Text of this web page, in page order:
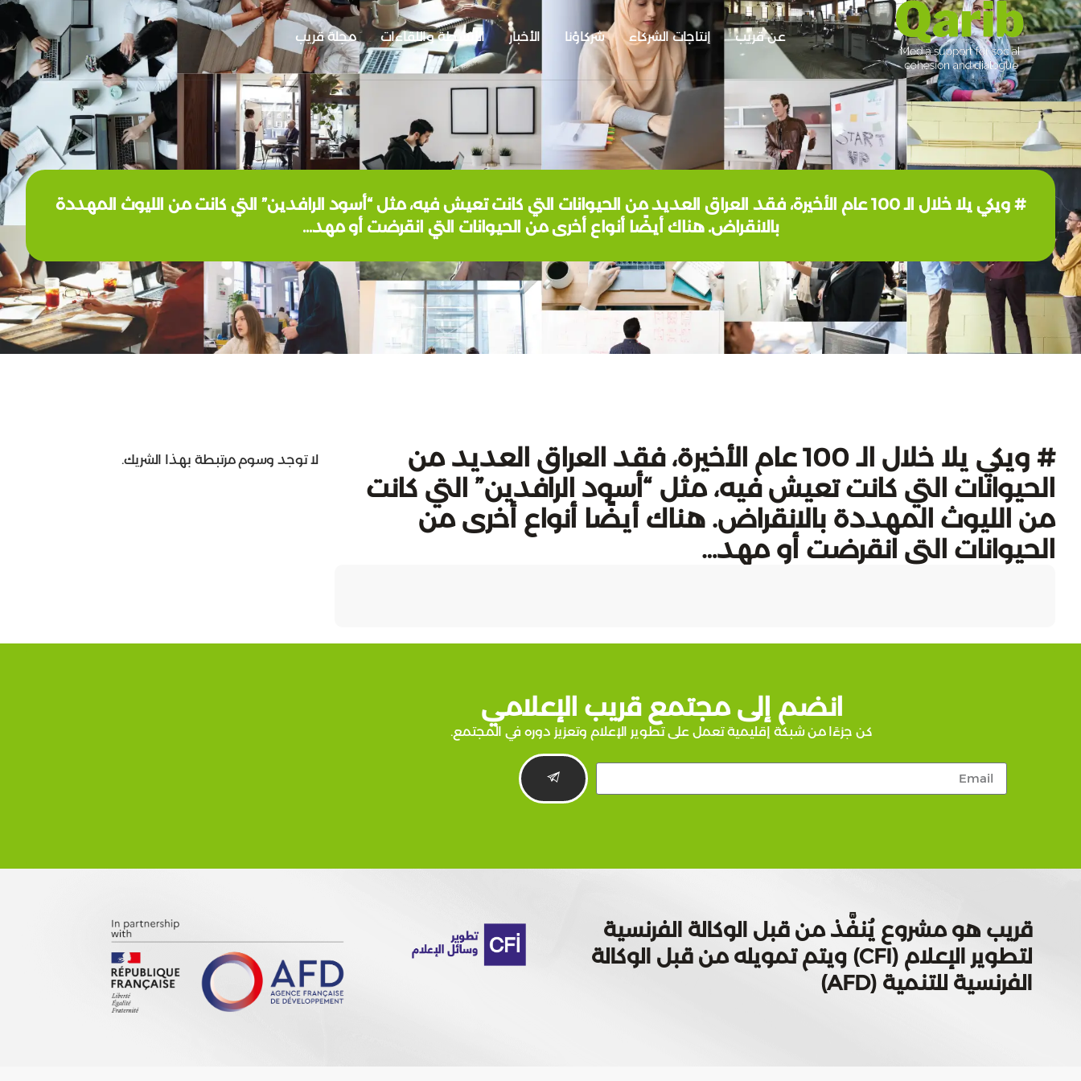
عن قريب إنتاجات الشركاء شركاؤنا الأخبار الأنشطة واللقاءات مجلة قريب
# ويكي يلا خلال الـ 100 عام الأخيرة، فقد العراق العديد من الحيوانات التي كانت تعيش فيه، مثل “أسود الرافدين” التي كانت من الليوث المهددة
بالانقراض. هناك أيضًا أنواع أخرى من الحيوانات التي انقرضت أو مهد…
# ويكي يلا خلال الـ 100 عام الأخيرة، فقد العراق العديد من
الحيوانات التي كانت تعيش فيه، مثل “أسود الرافدين” التي كانت
من الليوث المهددة بالانقراض. هناك أيضًا أنواع أخرى من
الحيوانات التي انقرضت أو مهد…
لا توجد وسوم مرتبطة بهذا الشريك.
انضم إلى مجتمع قريب الإعلامي
كن جزءًا من شبكة إقليمية تعمل على تطوير الإعلام وتعزيز دوره في المجتمع.
قريب هو مشروع يُنفَّذ من قبل الوكالة الفرنسية
لتطوير الإعلام (CFI) ويتم تمويله من قبل الوكالة
الفرنسية للتنمية (AFD)